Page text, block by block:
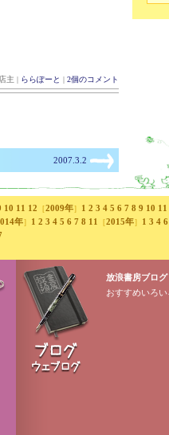
主 | ららぽーと | 2個のコメント
2007.3.2
10 11 12 ［2009年］ 1 2 3 4 5 6 7 8 9 10 11
年］ 1 2 3 4 5 6 7 8 11 ［2015年］ 1 3 4 6
放浪書房ブログ
おすすめいろい